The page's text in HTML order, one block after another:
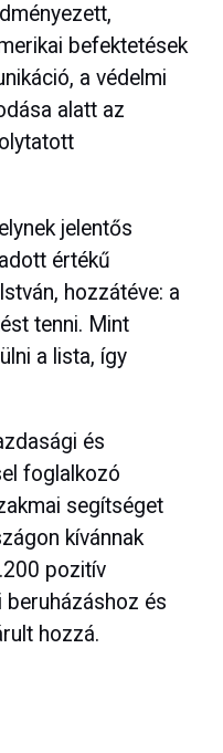
befektetések
a védelmi
alatt az
jelentős
értékű
hozzátéve: a
tenni. Mint
a lista, így
és
foglalkozó
segítséget
kívánnak
pozitív
és
hozzá.